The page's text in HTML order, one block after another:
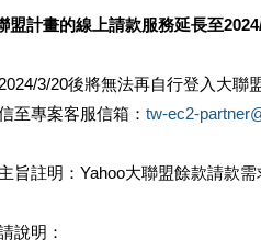
盟計畫的線上請款服務延長至
3/20後將無法再自行登入大聯
至專案客服信箱： tw-ec2-
旨註明：Yahoo大聯盟餘款請款需
說明：